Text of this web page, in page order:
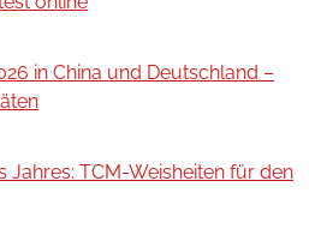
in China und Deutschland –
Jahres: TCM-Weisheiten für den